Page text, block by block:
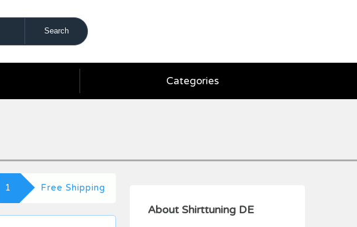
Categories
1 Free Shipping
About Shirttuning DE